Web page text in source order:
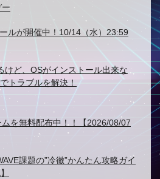
ルが開催中！10/14（水）23:59
けど、OSがインストール出来な
トラブルを解決！
を無料配布中！！【2026/08/07
課題の”冷徹”かんたん攻略ガイ